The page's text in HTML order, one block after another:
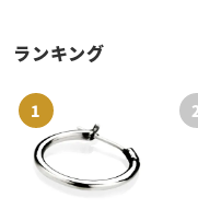
ランキング